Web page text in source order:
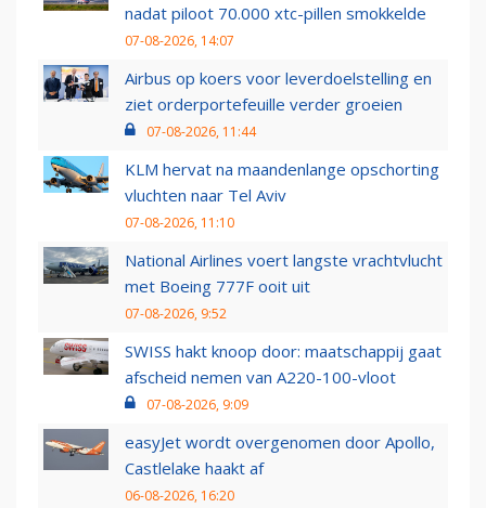
nadat piloot 70.000 xtc-pillen smokkelde
07-08-2026, 14:07
Airbus op koers voor leverdoelstelling en
ziet orderportefeuille verder groeien
07-08-2026, 11:44
KLM hervat na maandenlange opschorting
vluchten naar Tel Aviv
07-08-2026, 11:10
National Airlines voert langste vrachtvlucht
met Boeing 777F ooit uit
07-08-2026, 9:52
SWISS hakt knoop door: maatschappij gaat
afscheid nemen van A220-100-vloot
07-08-2026, 9:09
easyJet wordt overgenomen door Apollo,
Castlelake haakt af
06-08-2026, 16:20